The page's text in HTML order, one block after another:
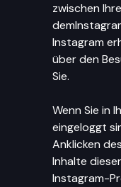
zwischen
Instagram
über den
Sie.
Wenn Sie in
eingeloggt
Anklicken
Inhalte
Instagram-